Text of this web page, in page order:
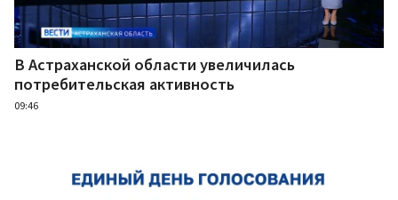
В Астраханской области увеличилась
потребительская активность
09:46